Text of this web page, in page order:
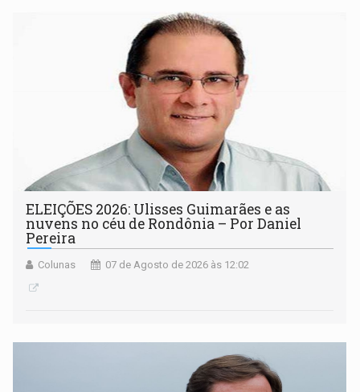
ELEIÇÕES 2026: Ulisses Guimarães e as
nuvens no céu de Rondônia – Por Daniel
Pereira
Colunas 07 de Agosto de 2026 às 12:02